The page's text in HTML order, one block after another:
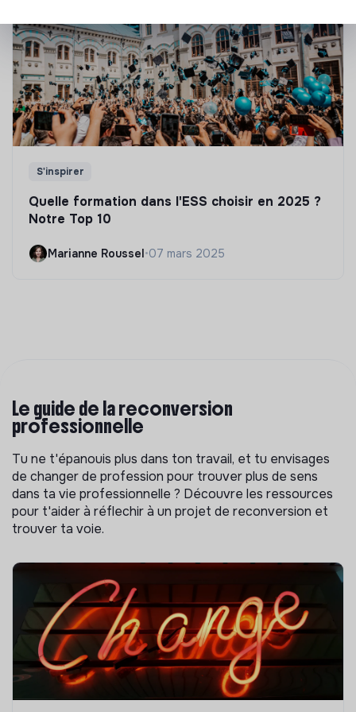
S'inspirer
Quelle formation dans l'ESS choisir en 2025 ?
Notre Top 10
Marianne Roussel•07 mars 2025
Le guide de la reconversion
professionnelle
Tu ne t'épanouis plus dans ton travail, et tu envisages
de changer de profession pour trouver plus de sens
dans ta vie professionnelle ? Découvre les ressources
pour t'aider à réflechir à un projet de reconversion et
trouver ta voie.